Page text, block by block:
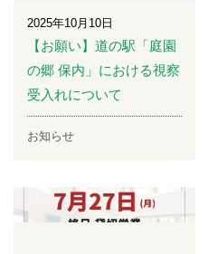
2025年10月10日
【お願い】道の駅「庭園
の郷 保内」における視察
受入れについて
お知らせ